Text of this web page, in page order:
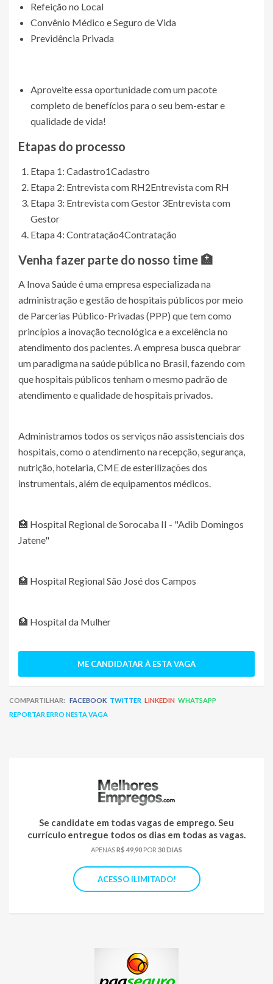
Refeição no Local
Convênio Médico e Seguro de Vida
Previdência Privada
Aproveite essa oportunidade com um pacote
completo de benefícios para o seu bem-estar e
qualidade de vida!
Etapas do processo
Etapa 1: Cadastro1Cadastro
Etapa 2: Entrevista com RH2Entrevista com RH
Etapa 3: Entrevista com Gestor 3Entrevista com
Gestor
Etapa 4: Contratação4Contratação
Venha fazer parte do nosso time 🏥
A Inova Saúde é uma empresa especializada na
administração e gestão de hospitais públicos por meio
de Parcerias Público-Privadas (PPP) que tem como
princípios a inovação tecnológica e a excelência no
atendimento dos pacientes. A empresa busca quebrar
um paradigma na saúde pública no Brasil, fazendo com
que hospitais públicos tenham o mesmo padrão de
atendimento e qualidade de hospitais privados.
Administramos todos os serviços não assistenciais dos
hospitais, como o atendimento na recepção, segurança,
nutrição, hotelaria, CME de esterilizações dos
instrumentais, além de equipamentos médicos.
🏥 Hospital Regional de Sorocaba II - "Adib Domingos
Jatene"
🏥 Hospital Regional São José dos Campos
🏥 Hospital da Mulher
ME CANDIDATAR À ESTA VAGA
COMPARTILHAR: FACEBOOK TWITTER LINKEDIN WHATSAPP
REPORTAR ERRO NESTA VAGA
Se candidate em todas vagas de emprego. Seu
currículo entregue todos os dias em todas as vagas.
APENASR$ 49,90 POR 30 DIAS
ACESSO ILIMITADO!